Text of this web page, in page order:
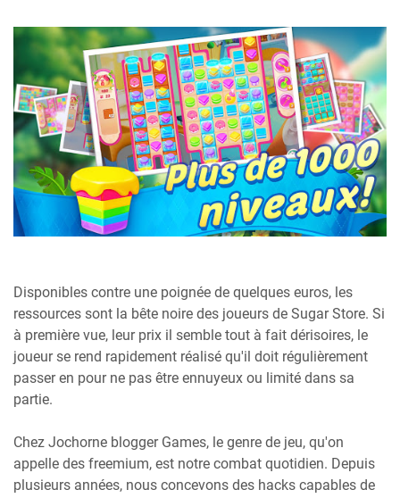
Disponibles contre une poignée de quelques euros, les
ressources sont la bête noire des joueurs de Sugar Store. Si
à première vue, leur prix il semble tout à fait dérisoires, le
joueur se rend rapidement réalisé qu'il doit régulièrement
passer en pour ne pas être ennuyeux ou limité dans sa
partie.
Chez Jochorne blogger Games, le genre de jeu, qu'on
appelle des freemium, est notre combat quotidien. Depuis
plusieurs années, nous concevons des hacks capables de